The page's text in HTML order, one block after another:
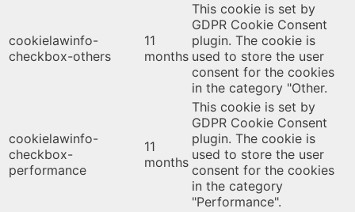
cookielawinfo-
checkbox-others
11
months
This cookie is set by
GDPR Cookie Consent
plugin. The cookie is
used to store the user
consent for the cookies
in the category "Other.
cookielawinfo-
checkbox-
performance
11
months
This cookie is set by
GDPR Cookie Consent
plugin. The cookie is
used to store the user
consent for the cookies
in the category
"Performance".